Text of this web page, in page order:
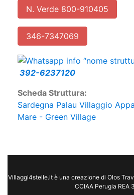
346-7347069
392-6237120
Scheda Struttura:
Sardegna Palau Villaggio
Mare - Green Village
* I nomi delle strutture sono di